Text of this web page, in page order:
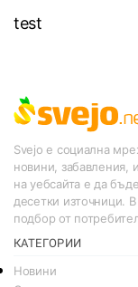
test
Svejo е социална
новини, забавления,
на уебсайта е да
десетки източници.
подбор от
КАТЕГОРИИ
Новини